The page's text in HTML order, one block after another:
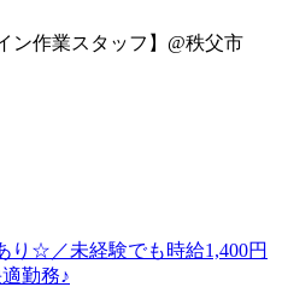
ン作業スタッフ】@秩父市
☆／未経験でも時給1,400円
勤務♪